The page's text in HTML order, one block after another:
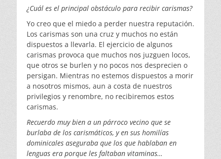
¿Cuál es el principal obstáculo para recibir carismas?
Yo creo que el miedo a perder nuestra reputación.
Los carismas son una cruz y muchos no están
dispuestos a llevarla. El ejercicio de algunos
carismas provoca que muchos nos juzguen locos,
que otros se burlen y no pocos nos desprecien o
persigan. Mientras no estemos dispuestos a morir
a nosotros mismos, aun a costa de nuestros
privilegios y renombre, no recibiremos estos
carismas.
Recuerdo muy bien a un párroco vecino que se
burlaba de los carismáticos, y en sus homilías
dominicales aseguraba que los que hablaban en
lenguas era porque les faltaban vitaminas…